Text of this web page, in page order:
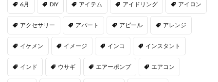
6月 DIY アイテム アイドリング アイロン
アクセサリー アパート アピール アレンジ
イケメン イメージ インコ インスタント
インド ウサギ エアーポンプ エアコン